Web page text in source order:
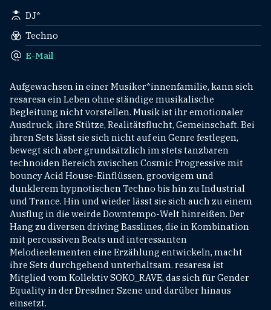
DJ*
Techno
E-Mail
Aufgewachsen in einer Musiker*innenfamilie, kann sich
resaresa ein Leben ohne ständige musikalische
Begleitung nicht vorstellen. Musik ist ihr emotionaler
Ausdruck, ihre Stütze, Realitätsflucht, Gemeinschaft. Bei
ihren Sets lässt sie sich nicht auf ein Genre festlegen,
bewegt sich aber grundsätzlich im stets tanzbaren
technoiden Bereich zwischen Cosmic Progressive mit
bouncy Acid House-Einflüssen, groovigem und
dunklerem hypnotischen Techno bis hin zu Industrial
und Trance. Hin und wieder lässt sie sich auch zu einem
Ausflug in die weirde Downtempo-Welt hinreißen. Der
Hang zu diversen driving Basslines, die in Kombination
mit percussiven Beats und interessanten
Melodieelementen eine Erzählung entwickeln, macht
ihre Sets durchgehend unterhaltsam. resaresa ist
Mitglied vom Kollektiv SOKO_RAVE, das sich für Gender
Equality in der Dresdner Szene und darüber hinaus
einsetzt.